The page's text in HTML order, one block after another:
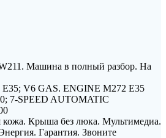
Машина в полный разбор. На
E35; V6 GAS. ENGINE M272 E35
7-SPEED AUTOMATIC
Крыша без люка. Мультимедиа.
Гарантия. Звоните